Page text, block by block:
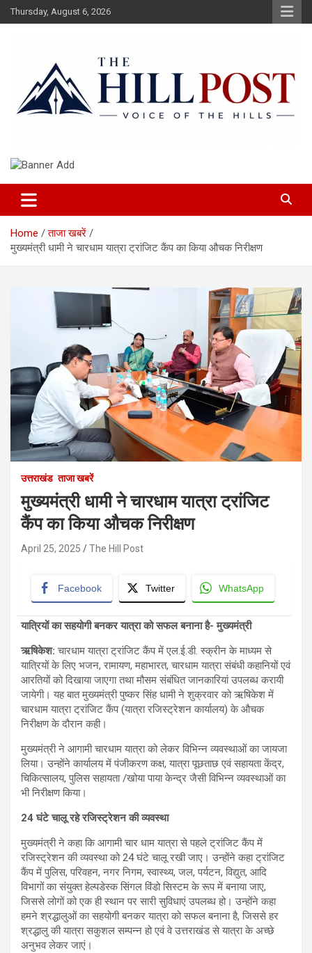
Skip
to
Thursday, August 6, 2026
The Hillpost
Home
ताजा खबरें
मुख्यमंत्री धामी ने चारधाम यात्रा ट्रांजिट कैंप का किया औचक निरीक्षण
उत्तराखंड ताजा खबरें
मुख्यमंत्री धामी ने चारधाम यात्रा ट्रांजिट
कैंप का किया औचक निरीक्षण
April 25, 2025 The Hill Post
Facebook Twitter WhatsApp
यात्रियों का सहयोगी बनकर यात्रा को सफल बनाना है- मुख्यमंत्री
ऋषिकेश: चारधाम यात्रा ट्रांजिट कैंप में एल.ई.डी. स्क्रीन के माध्यम से
यात्रियों के लिए भजन, रामायण, महाभारत, चारधाम यात्रा संबंधी कहानियों एवं
आरतियों को दिखाया जाएगा तथा मौसम संबंधित जानकारियां उपलब्ध करायी
जायेगी। यह बात मुख्यमंत्री पुष्कर सिंह धामी ने शुक्रवार को ऋषिकेश में
चारधाम यात्रा ट्रांजिट कैंप (यात्रा रजिस्ट्रेशन कार्यालय) के औचक
निरीक्षण के दौरान कही।
मुख्यमंत्री ने आगामी चारधाम यात्रा को लेकर विभिन्न व्यवस्थाओं का जायजा
लिया। उन्होंने कार्यालय में पंजीकरण कक्ष, यात्रा पूछताछ एवं सहायता केंद्र,
चिकित्सालय, पुलिस सहायता /खोया पाया केन्द्र जैसी विभिन्न व्यवस्थाओं का
भी निरीक्षण किया।
24घंटे चालू रहे रजिस्ट्रेशन की व्यवस्था
मुख्यमंत्री ने कहा कि आगामी चार धाम यात्रा से पहले ट्रांजिट कैंप में
रजिस्ट्रेशन की व्यवस्था को 24 घंटे चालू रखी जाए। उन्होंने कहा ट्रांजिट
कैंप में पुलिस, परिवहन, नगर निगम, स्वास्थ्य, जल, पर्यटन, विद्युत, आदि
विभागों का संयुक्त हेल्पडेस्क सिंगल विंडो सिस्टम के रूप में बनाया जाए,
जिससे लोगों को एक ही स्थान पर सारी सुविधाएं उपलब्ध हो। उन्होंने कहा
हमने श्रद्धालुओं का सहयोगी बनकर यात्रा को सफल बनाना है, जिससे हर
श्रद्धालु की यात्रा सकुशल सम्पन्न हो एवं वे उत्तराखंड से यात्रा के अच्छे
अनुभव लेकर जाएं।